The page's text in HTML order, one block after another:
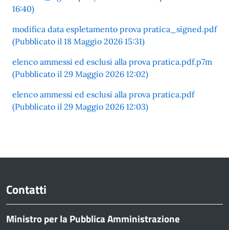
16:40)
modifica data espletamento prova pratica_signed.pdf
(Pubblicato il 18 Maggio 2026 15:31)
elenco ammessi ed esclusi alla prova pratica.pdf.p7m
(Pubblicato il 29 Maggio 2026 12:02)
elenco ammessi ed esclusi alla prova pratica.pdf
(Pubblicato il 29 Maggio 2026 12:03)
Contatti
Ministro per la Pubblica Amministrazione